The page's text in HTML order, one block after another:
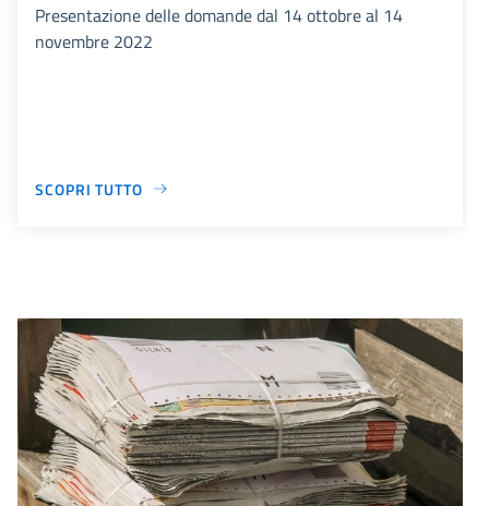
Presentazione delle domande dal 14 ottobre al 14
novembre 2022
SCOPRI TUTTO